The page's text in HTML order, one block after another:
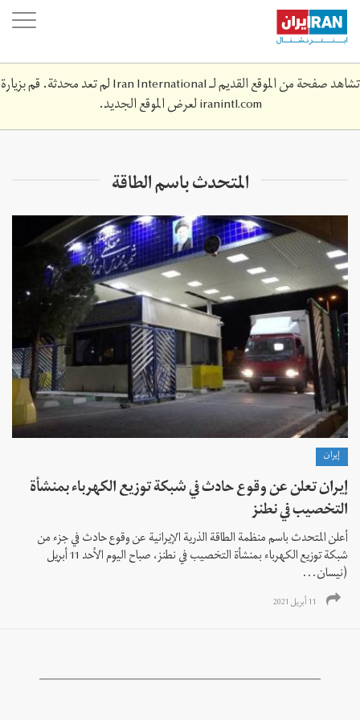
Skip
main
content
تشاهد صفحة من الموقع القديم لـ Iran International لم تعد محدثة. قم بزيارة
iranintl.comلعرض الموقع الجديد.
المتحدث باسم الطاقة
إيران
إيران تعلن عن وقوع حادث في شبكة توزيع الكهرباء بمنشأة
التخصيب في نطنز
أعلن المتحدث باسم منظمة الطاقة الذرية الإيرانية عن وقوع حادث في جزء من
شبكة توزيع الكهرباء بمنشأة التخصيب في نطنز، صباح اليوم الأحد 11 أبريل
(نيسان...
11 أبريل 2021